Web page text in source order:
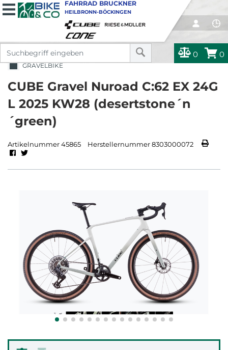
0 0
FAHRRAD BRUCKNER
HEILBRONN-BÖCKINGEN
GRAVELBIKE
CUBE Gravel Nuroad C:62 EX 24G
L 2025 KW28 (desertstone´n
´green)
Artikelnummer 45865 Herstellernummer 8303000072